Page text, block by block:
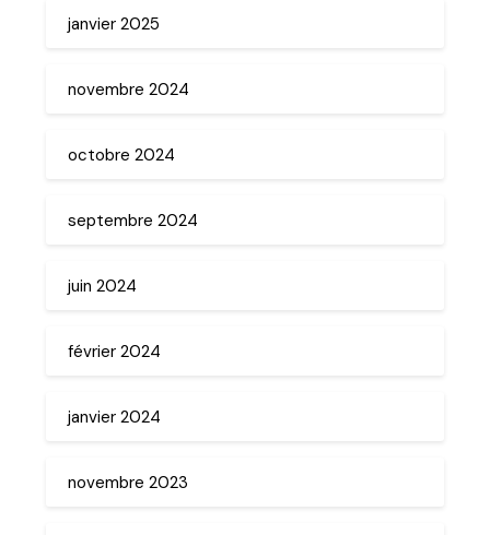
janvier 2025
novembre 2024
octobre 2024
septembre 2024
juin 2024
février 2024
janvier 2024
novembre 2023